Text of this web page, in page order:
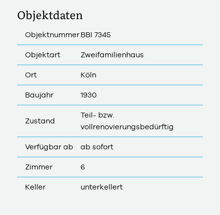
Objektdaten
ObjektnummerBBI 7345
Objektart Zweifamilienhaus
Ort Köln
Baujahr 1930
Zustand
Teil- bzw.
vollrenovierungsbedürftig
Verfügbar ab ab sofort
Zimmer 6
Keller unterkellert